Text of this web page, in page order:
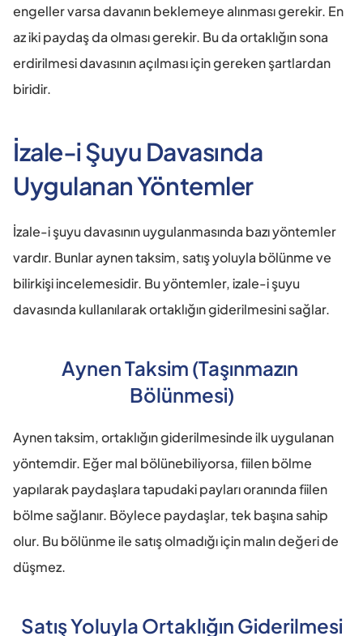
engeller varsa davanın beklemeye alınması gerekir. En
az iki paydaş da olması gerekir. Bu da ortaklığın sona
erdirilmesi davasının açılması için gereken şartlardan
biridir.
İzale-i Şuyu Davasında
Uygulanan Yöntemler
İzale-i şuyu davasının uygulanmasında bazı yöntemler
vardır. Bunlar aynen taksim, satış yoluyla bölünme ve
bilirkişi incelemesidir. Bu yöntemler, izale-i şuyu
davasında kullanılarak ortaklığın giderilmesini sağlar.
Aynen Taksim (Taşınmazın
Bölünmesi)
Aynen taksim, ortaklığın giderilmesinde ilk uygulanan
yöntemdir. Eğer mal bölünebiliyorsa, fiilen bölme
yapılarak paydaşlara tapudaki payları oranında fiilen
bölme sağlanır. Böylece paydaşlar, tek başına sahip
olur. Bu bölünme ile satış olmadığı için malın değeri de
düşmez.
Satış Yoluyla Ortaklığın Giderilmesi